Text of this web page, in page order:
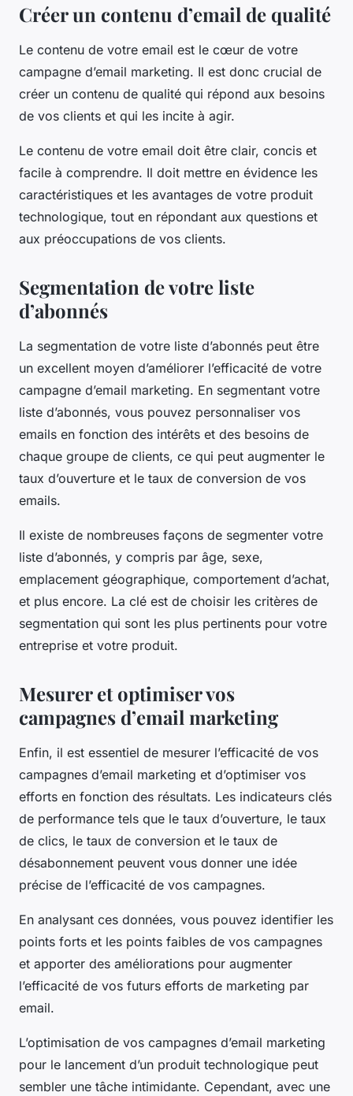
Créer un contenu d’email de qualité
Le contenu de votre email est le cœur de votre
campagne d’email marketing. Il est donc crucial de
créer un contenu de qualité qui répond aux besoins
de vos clients et qui les incite à agir.
Le contenu de votre email doit être clair, concis et
facile à comprendre. Il doit mettre en évidence les
caractéristiques et les avantages de votre produit
technologique, tout en répondant aux questions et
aux préoccupations de vos clients.
Segmentation de votre liste
d’abonnés
La segmentation de votre liste d’abonnés peut être
un excellent moyen d’améliorer l’efficacité de votre
campagne d’email marketing. En segmentant votre
liste d’abonnés, vous pouvez personnaliser vos
emails en fonction des intérêts et des besoins de
chaque groupe de clients, ce qui peut augmenter le
taux d’ouverture et le taux de conversion de vos
emails.
Il existe de nombreuses façons de segmenter votre
liste d’abonnés, y compris par âge, sexe,
emplacement géographique, comportement d’achat,
et plus encore. La clé est de choisir les critères de
segmentation qui sont les plus pertinents pour votre
entreprise et votre produit.
Mesurer et optimiser vos
campagnes d’email marketing
Enfin, il est essentiel de mesurer l’efficacité de vos
campagnes d’email marketing et d’optimiser vos
efforts en fonction des résultats. Les indicateurs clés
de performance tels que le taux d’ouverture, le taux
de clics, le taux de conversion et le taux de
désabonnement peuvent vous donner une idée
précise de l’efficacité de vos campagnes.
En analysant ces données, vous pouvez identifier les
points forts et les points faibles de vos campagnes
et apporter des améliorations pour augmenter
l’efficacité de vos futurs efforts de marketing par
email.
L’optimisation de vos campagnes d’email marketing
pour le lancement d’un produit technologique peut
sembler une tâche intimidante. Cependant, avec une